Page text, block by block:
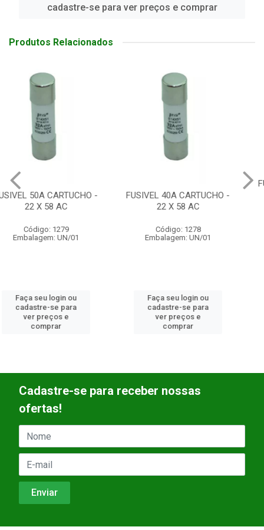
cadastre-se para ver preços e comprar
Produtos Relacionados
FUSIVEL 40A CARTUCHO -
22 X 58 AC
Código: 1278
Embalagem: UN/01
Faça seu login ou
cadastre-se para
ver preços e
comprar
FUSIVEL 32A CARTUCHO -
14 X 51 AC
Embalagem: UN/01
cadastre-se para
ver preços e
comprar
Cadastre-se para receber nossas
ofertas!